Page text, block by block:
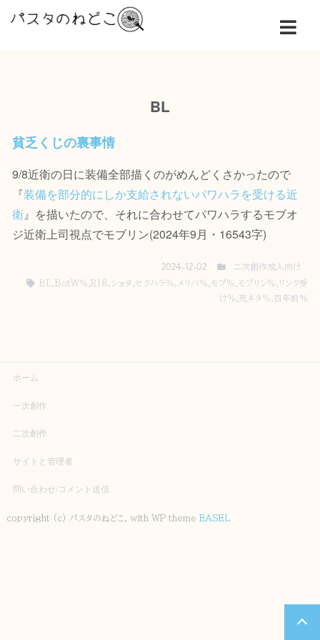
BL
貧乏くじの裏事情
9/8近衛の日に装備全部描くのがめんどくさかったので
『装備を部分的にしか支給されないパワハラを受ける近
衛』を描いたので、それに合わせてパワハラするモブオ
ジ近衛上司視点でモブリン(2024年9月・16543字)
2024-12-02
二次創作成人向け
BL BotW％ ,R18 ショタ ,セクハラ% メリバ％ モブ% モブリン% リンク受
け％ 死ネタ% 百年前％
ホーム
一次創作
二次創作
サイトと管理者
問い合わせ/コメント送信
copyright (c) パスタのねどこ, with WP theme EASEL